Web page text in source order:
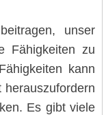
unser
Fähigkeiten zu
kann
Es gibt viele